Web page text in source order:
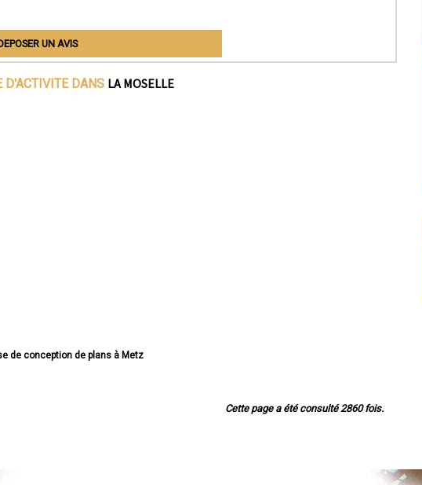
UN AVIS
D'ACTIVITE DANS LA MOSELLE
de conception de plans à Metz
conception de plans à Creutzwald
de plans à Freyming-Merlebach
Cette page a été consulté 2860 fois.